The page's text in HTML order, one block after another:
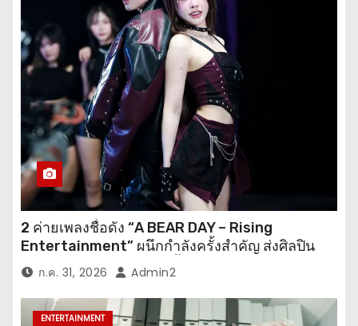
2 ค่ายเพลงชื่อดัง “A BEAR DAY – Rising
Entertainment” ผนึกกำลังครั้งสำคัญ ส่งศิลปิน
“เบสท์ – เบลล์” ปล่อยซิงเกิ้ลพิเศษ เอาใจคนอินเลิฟ
ก.ค. 31, 2026 Admin2
ENTERTAINMENT